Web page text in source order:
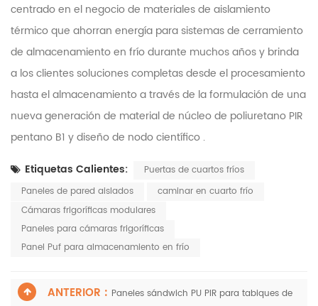
centrado en el negocio de materiales de aislamiento
térmico que ahorran energía para sistemas de cerramiento
de almacenamiento en frío durante muchos años y brinda
a los clientes soluciones completas desde el procesamiento
hasta el almacenamiento a través de la formulación de una
nueva generación de material de núcleo de poliuretano PIR
pentano B1 y diseño de nodo científico .
Etiquetas Calientes:
Puertas de cuartos fríos
Paneles de pared aislados
caminar en cuarto frío
Cámaras frigoríficas modulares
Paneles para cámaras frigoríficas
Panel Puf para almacenamiento en frío
ANTERIOR : Paneles sándwich PU PIR para tabiques de